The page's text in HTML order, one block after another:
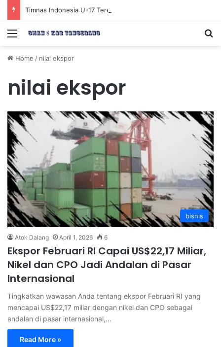
Menu
Home / nilai ekspor
nilai ekspor
bisnis
Atok Dalang April 1, 2026 6
Ekspor Februari RI Capai US$22,17 Miliar,
Nikel dan CPO Jadi Andalan di Pasar
Internasional
Tingkatkan wawasan Anda tentang ekspor Februari RI yang
mencapai US$22,17 miliar dengan nikel dan CPO sebagai
andalan di pasar internasional,…
Read More »